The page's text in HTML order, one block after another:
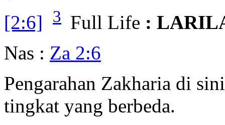
[2:6]
3 Full Life :
Nas : Za 2:6
Pengarahan Zakharia di
tingkat yang berbeda.